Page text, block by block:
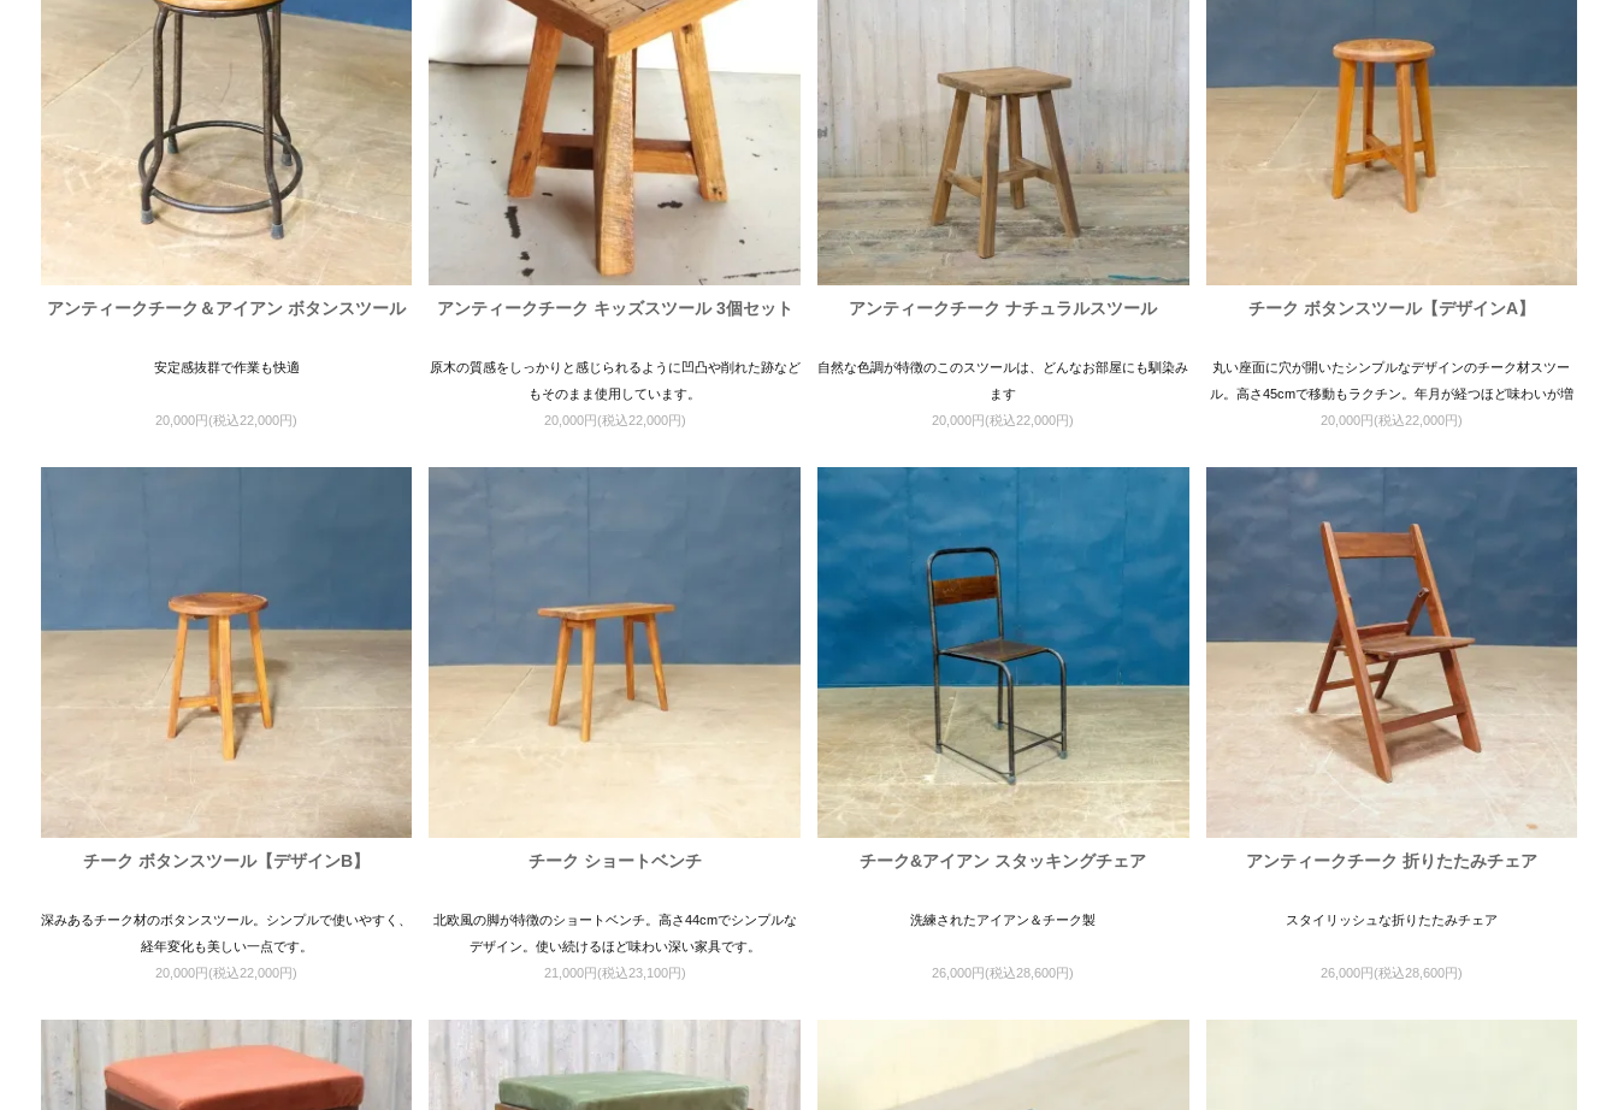
アンティークチーク＆アイアン ボタンスツール
安定感抜群で作業も快適
20,000円(税込22,000円)
アンティークチーク キッズスツール 3個セット
原木の質感をしっかりと感じられるように凹凸や削れた跡など
もそのまま使用しています。
20,000円(税込22,000円)
アンティークチーク ナチュラルスツール
自然な色調が特徴のこのスツールは、どんなお部屋にも馴染み
ます
20,000円(税込22,000円)
チーク ボタンスツール【デザインA】
丸い座面に穴が開いたシンプルなデザインのチーク材スツー
ル。高さ45cmで移動もラクチン。年月が経つほど味わいが増
していきます。
20,000円(税込22,000円)
チーク ボタンスツール【デザインB】
深みあるチーク材のボタンスツール。シンプルで使いやすく、
経年変化も美しい一点です。
20,000円(税込22,000円)
チーク ショートベンチ
北欧風の脚が特徴のショートベンチ。高さ44cmでシンプルな
デザイン。使い続けるほど味わい深い家具です。
21,000円(税込23,100円)
チーク&アイアン スタッキングチェア
洗練されたアイアン＆チーク製
26,000円(税込28,600円)
アンティークチーク 折りたたみチェア
スタイリッシュな折りたたみチェア
26,000円(税込28,600円)